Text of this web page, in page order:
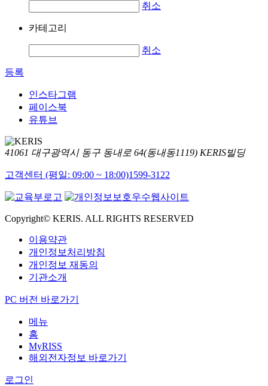
취소
카테고리
취소
등록
인스타그램
페이스북
유튜브
41061 대구광역시 동구 동내로 64(동내동1119) KERIS빌딩
고객센터 (평일: 09:00 ~ 18:00)1599-3122
Copyright© KERIS. ALL RIGHTS RESERVED
이용약관
개인정보처리방침
개인정보 재동의
기관소개
PC 버전 바로가기
메뉴
홈
MyRISS
해외전자정보 바로가기
로그인